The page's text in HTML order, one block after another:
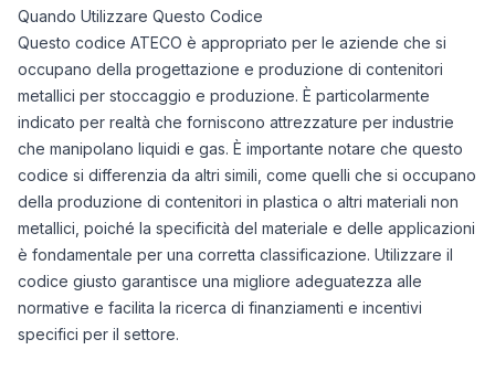
Quando Utilizzare Questo Codice
Questo codice ATECO è appropriato per le aziende che si
occupano della progettazione e produzione di contenitori
metallici per stoccaggio e produzione. È particolarmente
indicato per realtà che forniscono attrezzature per industrie
che manipolano liquidi e gas. È importante notare che questo
codice si differenzia da altri simili, come quelli che si occupano
della produzione di contenitori in plastica o altri materiali non
metallici, poiché la specificità del materiale e delle applicazioni
è fondamentale per una corretta classificazione. Utilizzare il
codice giusto garantisce una migliore adeguatezza alle
normative e facilita la ricerca di finanziamenti e incentivi
specifici per il settore.